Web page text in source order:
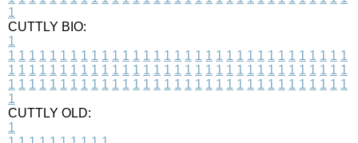
1
CUTTLY BIO:
1
1 1 1 1 1 1 1 1 1 1 1 1 1 1 1 1 1 1 1 1 1 1 1 1 1 1 1 1 1 1 1 1 1
1 1 1 1 1 1 1 1 1 1 1 1 1 1 1 1 1 1 1 1 1 1 1 1 1 1 1 1 1 1 1 1 1
1 1 1 1 1 1 1 1 1 1 1 1 1 1 1 1 1 1 1 1 1 1 1 1 1 1 1 1 1 1 1 1 1
1
CUTTLY OLD:
1